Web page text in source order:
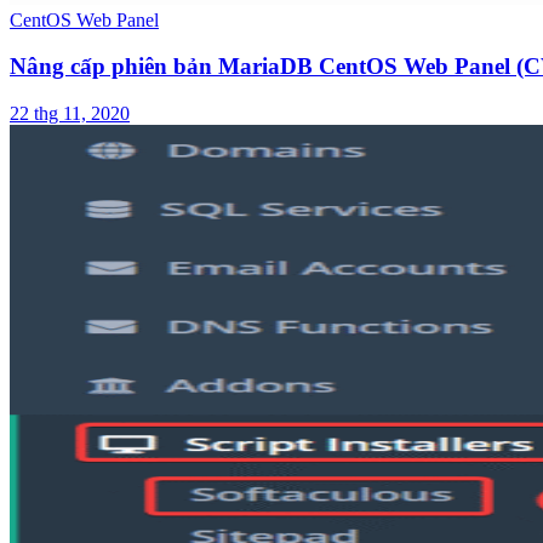
CentOS Web Panel
Nâng cấp phiên bản MariaDB CentOS Web Panel
22 thg 11, 2020